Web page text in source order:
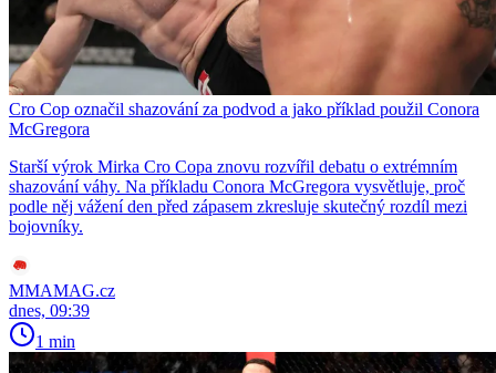
Cro Cop označil shazování za podvod a jako příklad použil Conora
McGregora
Starší výrok Mirka Cro Copa znovu rozvířil debatu o extrémním
shazování váhy. Na příkladu Conora McGregora vysvětluje, proč
podle něj vážení den před zápasem zkresluje skutečný rozdíl mezi
bojovníky.
MMAMAG.cz
dnes, 09:39
1 min